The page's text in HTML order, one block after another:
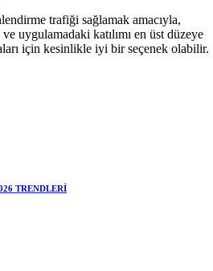
trafiği sağlamak amacıyla,
uygulamadaki katılımı en üst düzeye
için kesinlikle iyi bir seçenek olabilir.
TRENDLERİ